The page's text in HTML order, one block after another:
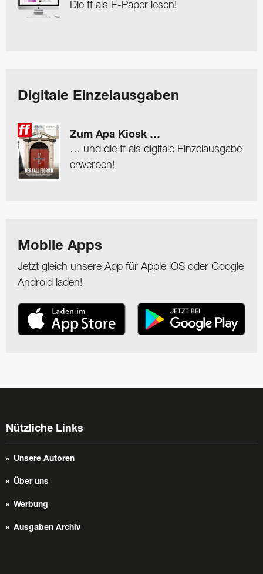
Die ff als E-Paper lesen!
Digitale Einzelausgaben
Zum Apa Kiosk …
… und die ff als digitale Einzelausgabe
erwerben!
Mobile Apps
Jetzt gleich unsere App für Apple iOS oder Google
Android laden!
Nützliche Links
Unsere Autoren
Über uns
Werbung
Ausgaben Archiv